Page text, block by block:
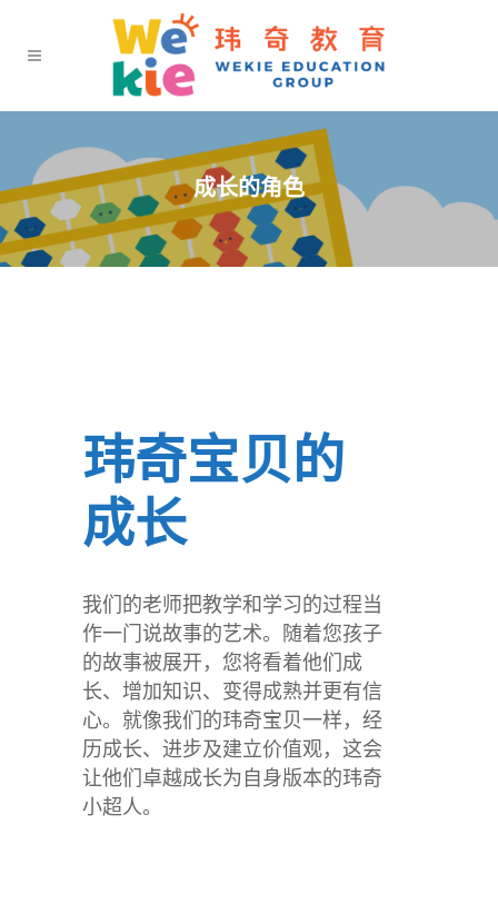
成长的角色
玮奇宝贝的
成长
我们的老师把教学和学习的过程当
作一门说故事的艺术。随着您孩子
的故事被展开，您将看着他们成
长、增加知识、变得成熟并更有信
心。就像我们的玮奇宝贝一样，经
历成长、进步及建立价值观，这会
让他们卓越成长为自身版本的玮奇
小超人。